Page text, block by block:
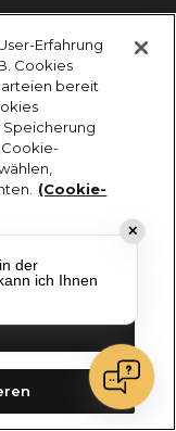
GmbH
Erfahrung
Cookies
bereit
Speicherung
(Cookie-
✕
der
ich Ihnen